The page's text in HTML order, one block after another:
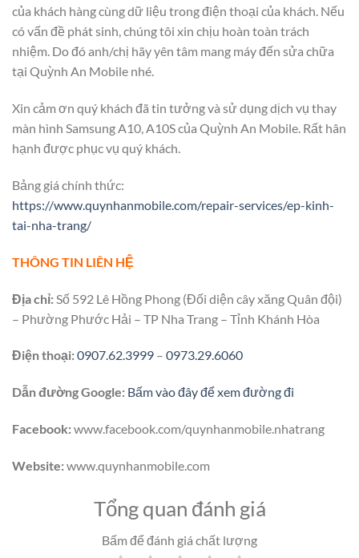
của khách hàng cùng dữ liệu trong điện thoại của khách. Nếu
có vấn đề phát sinh, chúng tôi xin chịu hoàn toàn trách
nhiệm. Do đó anh/chị hãy yên tâm mang máy đến sửa chữa
tại Quỳnh An Mobile nhé.
Xin cảm ơn quý khách đã tin tưởng và sử dụng dịch vụ thay
màn hình Samsung A10, A10S của Quỳnh An Mobile. Rất hân
hạnh được phục vụ quý khách.
Bảng giá chính thức:
https://www.quynhanmobile.com/repair-services/ep-kinh-
tai-nha-trang/
THÔNG TIN LIÊN HỆ
Địa chỉ: Số 592 Lê Hồng Phong (Đối diện cây xăng Quân đội)
– Phường Phước Hải – TP Nha Trang – Tỉnh Khánh Hòa
Điện thoại:0907.62.3999 – 0973.29.6060
Dẫn đường Google: Bấm vào đây để xem đường đi
Facebook:www.facebook.com/quynhanmobile.nhatrang
Website:www.quynhanmobile.com
Tổng quan đánh giá
Bấm để đánh giá chất lượng